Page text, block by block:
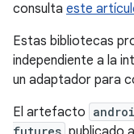
consulta este
Estas bibliotecas
independiente a la
un adaptador para
El artefacto